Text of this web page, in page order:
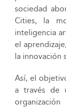
sociedad
Cities, la
inteligencia
el
la innovación
Así, el
a través de